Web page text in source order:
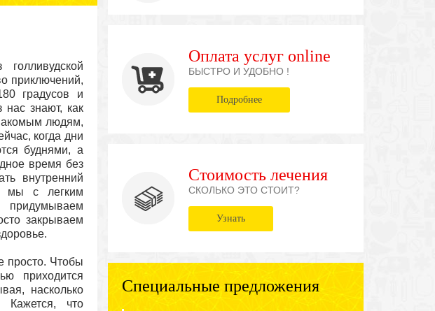
приключений,
градусов и
нас знают, как
людям,
когда дни
буднями, а
время без
внутренний
мы с легким
придумываем
закрываем
просто. Чтобы
приходится
насколько
Кажется, что
Оплата услуг online
БЫСТРО И УДОБНО !
Подробнее
Стоимость лечения
СКОЛЬКО ЭТО СТОИТ?
Узнать
Специальные предложения